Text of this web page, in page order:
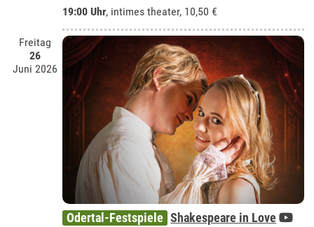
19:00 Uhr, intimes theater, 10,50 €
Freitag
26
Juni 2026
Odertal-Festspiele Shakespeare in Love